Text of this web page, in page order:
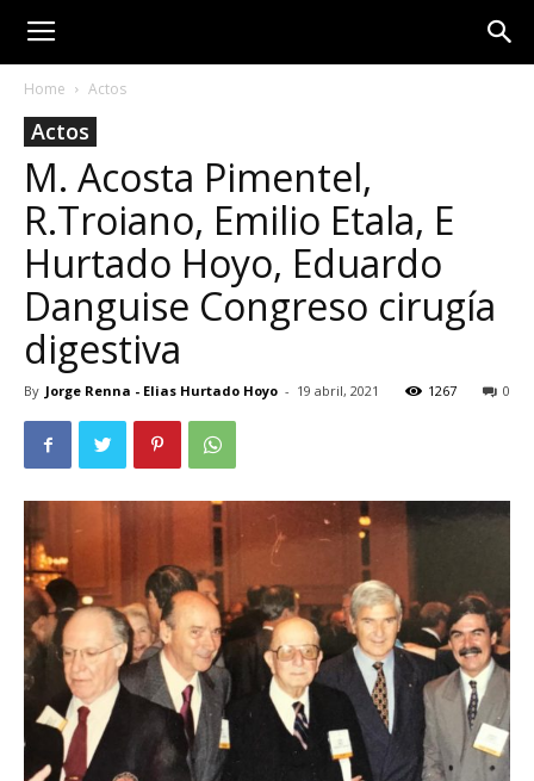
Home Actos
Actos
M. Acosta Pimentel,
R.Troiano, Emilio Etala, E
Hurtado Hoyo, Eduardo
Danguise Congreso cirugía
digestiva
By Jorge Renna - Elias Hurtado Hoyo - 19 abril, 2021 0
1267